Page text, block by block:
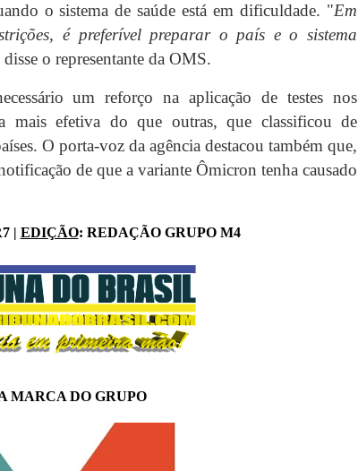
o sistema de saúde está em dificuldade. "Em
é preferível preparar o país e o sistema
o representante da OMS.
um reforço na aplicação de testes nos
mais efetiva do que outras, que classificou de
O porta-voz da agência destacou também que,
de que a variante Ômicron tenha causado
| EDIÇÃO: REDAÇÃO GRUPO M4
MARCA DO GRUPO